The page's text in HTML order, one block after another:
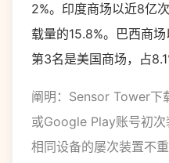
2%。印度商场以近8亿
载量的15.8%。巴西商场
第3名是美国商场，占
阐明：Sensor Tower
或Google Play账号初
相同设备的屡次装置不